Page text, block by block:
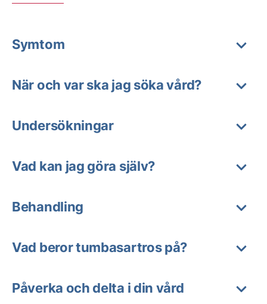
Symtom
När och var ska jag söka vård?
Undersökningar
Vad kan jag göra själv?
Behandling
Vad beror tumbasartros på?
Påverka och delta i din vård